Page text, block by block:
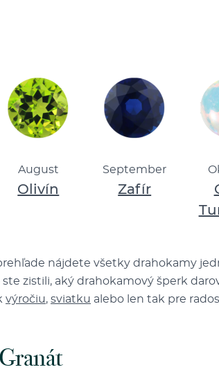
August
Olivín
September
Zafír
nájdete všetky drahokamy
zistili, aký drahokamový šperk
výročiu, sviatku alebo len tak pre